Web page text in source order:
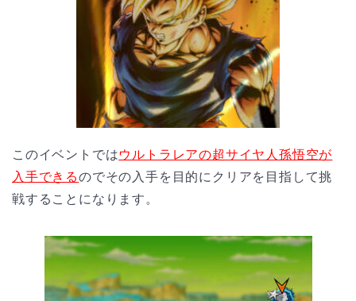
このイベントではウルトラレアの超サイヤ人孫悟空が
入手できるのでその入手を目的にクリアを目指して挑
戦することになります。